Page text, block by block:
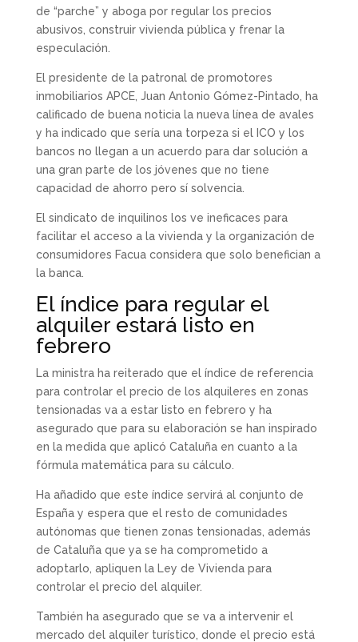
de “parche” y aboga por regular los precios
abusivos, construir vivienda pública y frenar la
especulación.
El presidente de la patronal de promotores
inmobiliarios APCE, Juan Antonio Gómez-Pintado, ha
calificado de buena noticia la nueva línea de avales
y ha indicado que sería una torpeza si el ICO y los
bancos no llegan a un acuerdo para dar solución a
una gran parte de los jóvenes que no tiene
capacidad de ahorro pero sí solvencia.
El sindicato de inquilinos los ve ineficaces para
facilitar el acceso a la vivienda y la organización de
consumidores Facua considera que solo benefician a
la banca.
El índice para regular el
alquiler estará listo en
febrero
La ministra ha reiterado que el índice de referencia
para controlar el precio de los alquileres en zonas
tensionadas va a estar listo en febrero y ha
asegurado que para su elaboración se han inspirado
en la medida que aplicó Cataluña en cuanto a la
fórmula matemática para su cálculo.
Ha añadido que este índice servirá al conjunto de
España y espera que el resto de comunidades
autónomas que tienen zonas tensionadas, además
de Cataluña que ya se ha comprometido a
adoptarlo, apliquen la Ley de Vivienda para
controlar el precio del alquiler.
También ha asegurado que se va a intervenir el
mercado del alquiler turístico, donde el precio está